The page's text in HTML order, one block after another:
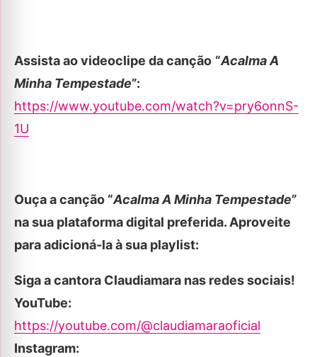
Assista ao videoclipe da canção “Acalma A
Minha Tempestade”:
https://www.youtube.com/watch?v=pry6onnS-
1U
Ouça a canção “Acalma A Minha Tempestade”
na sua plataforma digital preferida. Aproveite
para adicioná-la à sua playlist:
Siga a cantora Claudiamara nas redes sociais!
YouTube:
https://youtube.com/@claudiamaraoficial
Instagram: